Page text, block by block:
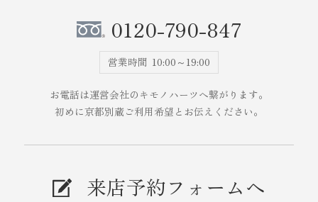
0120-790-847
営業時間 10:00～19:00
お電話は運営会社のキモノハーツへ繋がります。
初めに京都別蔵ご利用希望とお伝えください。
来店予約フォームへ